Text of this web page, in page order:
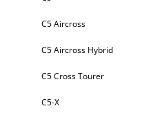
C5 Aircross
C5 Aircross Hybrid
C5 Cross Tourer
C5-X